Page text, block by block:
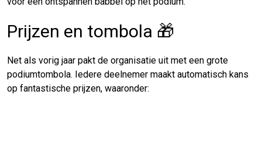
Prijzen en tombola 🎁
Net als vorig jaar pakt de organisatie uit met een grote
podiumtombola. Iedere deelnemer maakt automatisch kans
op fantastische prijzen, waaronder: